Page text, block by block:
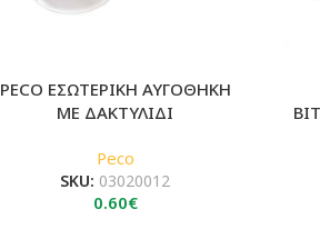
PECO ΕΣΩΤΕΡΙΚΗ ΑΥΓΟΘΗΚΗ
ΜΕ ΔΑΚΤΥΛΙΔΙ
Peco
SKU: 03020012
0.60€